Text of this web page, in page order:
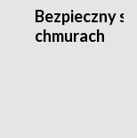
Bezpieczny
chmurach